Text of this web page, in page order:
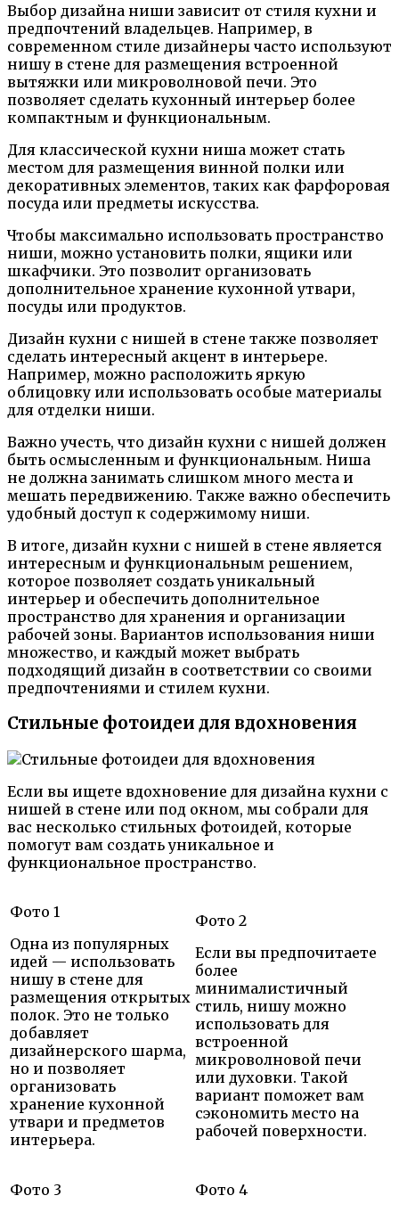
Выбор дизайна ниши зависит от стиля кухни и
предпочтений владельцев. Например, в
современном стиле дизайнеры часто используют
нишу в стене для размещения встроенной
вытяжки или микроволновой печи. Это
позволяет сделать кухонный интерьер более
компактным и функциональным.
Для классической кухни ниша может стать
местом для размещения винной полки или
декоративных элементов, таких как фарфоровая
посуда или предметы искусства.
Чтобы максимально использовать пространство
ниши, можно установить полки, ящики или
шкафчики. Это позволит организовать
дополнительное хранение кухонной утвари,
посуды или продуктов.
Дизайн кухни с нишей в стене также позволяет
сделать интересный акцент в интерьере.
Например, можно расположить яркую
облицовку или использовать особые материалы
для отделки ниши.
Важно учесть, что дизайн кухни с нишей должен
быть осмысленным и функциональным. Ниша
не должна занимать слишком много места и
мешать передвижению. Также важно обеспечить
удобный доступ к содержимому ниши.
В итоге, дизайн кухни с нишей в стене является
интересным и функциональным решением,
которое позволяет создать уникальный
интерьер и обеспечить дополнительное
пространство для хранения и организации
рабочей зоны. Вариантов использования ниши
множество, и каждый может выбрать
подходящий дизайн в соответствии со своими
предпочтениями и стилем кухни.
Стильные фотоидеи для вдохновения
Если вы ищете вдохновение для дизайна кухни с
нишей в стене или под окном, мы собрали для
вас несколько стильных фотоидей, которые
помогут вам создать уникальное и
функциональное пространство.
Фото 1
Одна из популярных
идей — использовать
нишу в стене для
размещения открытых
полок. Это не только
добавляет
дизайнерского шарма,
но и позволяет
организовать
хранение кухонной
утвари и предметов
интерьера.
Фото 2
Если вы предпочитаете
более
минималистичный
стиль, нишу можно
использовать для
встроенной
микроволновой печи
или духовки. Такой
вариант поможет вам
сэкономить место на
рабочей поверхности.
Фото 3
Фото 4